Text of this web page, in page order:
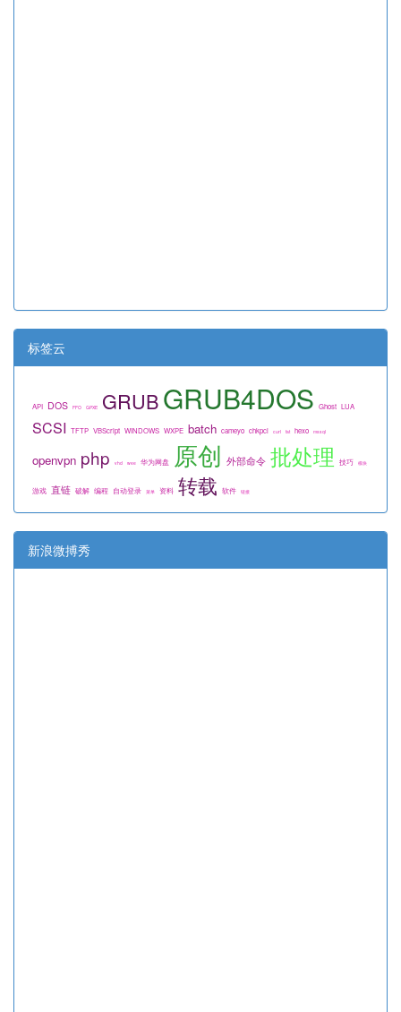
标签云
API DOS FFO GPXE GRUBGRUB4DOS Ghost LUA
SCSI TFTP VBScript WINDOWS WXPE batch cameyo chkpci curl fat hexo mssql
openvpn php vhd wee 华为网盘 原创 外部命令 批处理 技巧 模块
游戏 直链 破解 编程 自动登录 菜单 资料 转载 软件 链接
新浪微搏秀